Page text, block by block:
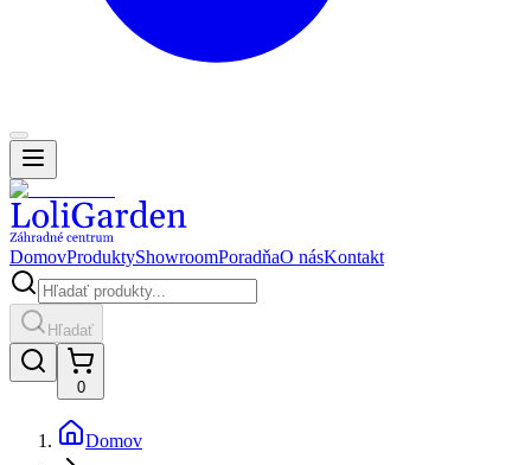
DomovProduktyShowroomPoradňaO násKontakt
Hľadať
0
Domov